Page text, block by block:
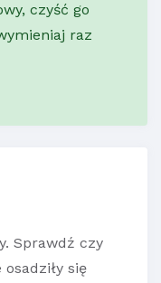
czyść go
raz
Sprawdź czy
się